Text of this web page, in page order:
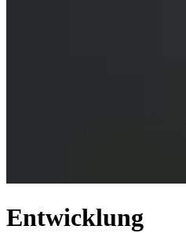
Entwicklung